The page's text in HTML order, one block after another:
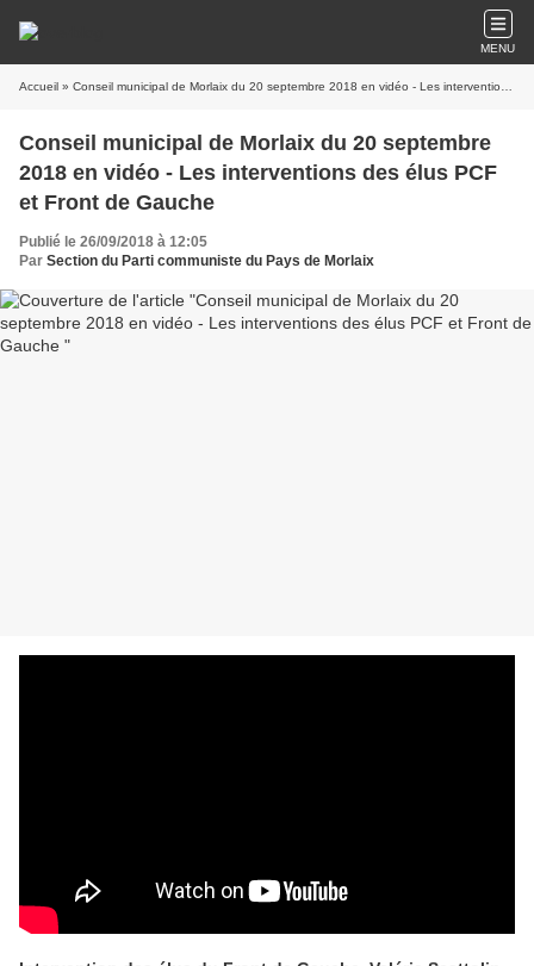
MENU
Accueil » Conseil municipal de Morlaix du 20 septembre 2018 en vidéo - Les interventions des élus PCF et Front de Gauche
Conseil municipal de Morlaix du 20 septembre
2018 en vidéo - Les interventions des élus PCF
et Front de Gauche
Publié le 26/09/2018 à 12:05
Par Section du Parti communiste du Pays de Morlaix